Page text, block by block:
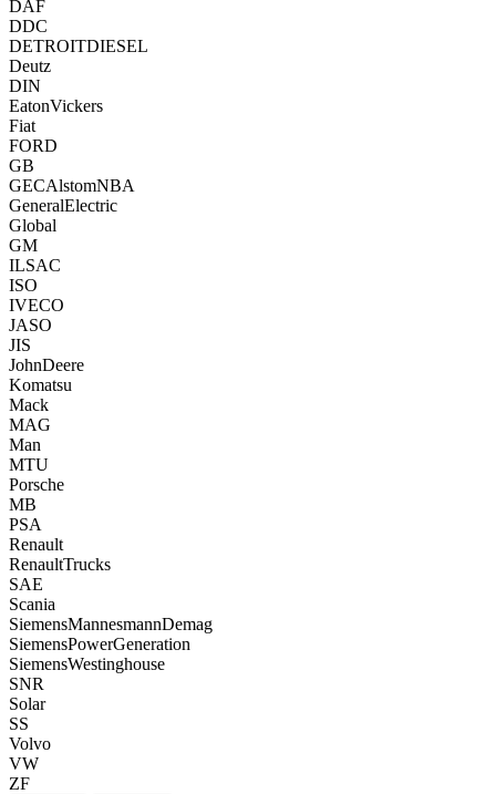
DAF
DDC
DETROITDIESEL
Deutz
DIN
EatonVickers
Fiat
FORD
GB
GECAlstomNBA
GeneralElectric
Global
GM
ILSAC
ISO
IVECO
JASO
JIS
JohnDeere
Komatsu
Mack
MAG
Man
MTU
Porsche
MB
PSA
Renault
RenaultTrucks
SAE
Scania
SiemensMannesmannDemag
SiemensPowerGeneration
SiemensWestinghouse
SNR
Solar
SS
Volvo
VW
ZF